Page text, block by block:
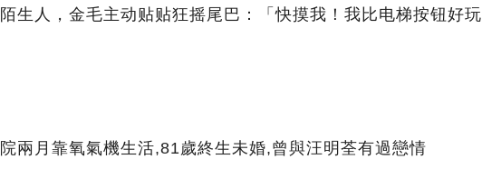
生人，金毛主动贴贴狂摇尾巴：「快摸我！我比电梯按钮好玩
兩月靠氧氣機生活,81歲終生未婚,曾與汪明荃有過戀情